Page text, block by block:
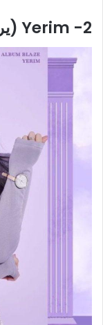
2- Yerim (يريم):